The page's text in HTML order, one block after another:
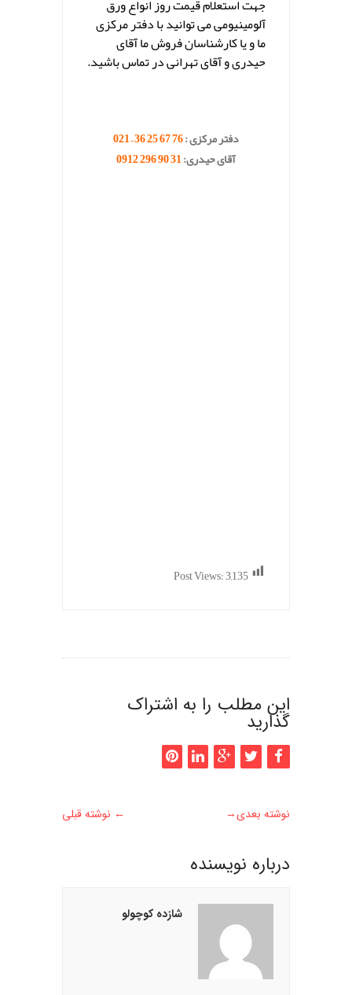
جهت استعلام قیمت روز انواع ورق
آلومینیومی می توانید با دفتر مرکزی
ما و یا کارشناسان فروش ما آقای
حیدری و آقای تهرانی در تماس باشید.
دفتر مرکزی :76 67 25 36 – 021
آقای حیدری:31 90 296 0912
Post Views:3,135
این مطلب را به اشتراک
گذارید
← نوشته قبلی نوشته بعدی→
درباره نويسنده
شازده کوچولو